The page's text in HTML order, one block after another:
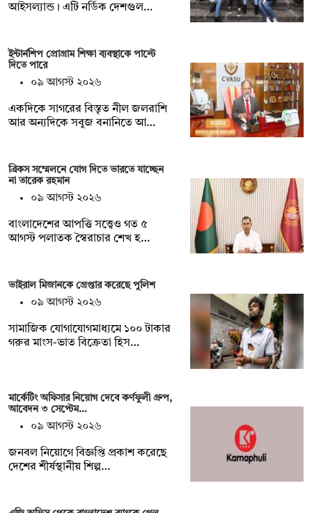
আইসল্যান্ড। এটি নর্ডিক দেশগুল…
ইন্টার্নশিপ প্রোগ্রাম শিক্ষা ব্যবস্থাকে পাল্টে
দিতে পারে
০৯ আগস্ট ২০২৬
একদিকে সাগরের বিস্তৃত নীল জলরাশি
আর অন্যদিকে সবুজ বনানিতে আ…
ব্রিকস সম্মেলনে যোগ দিতে ভারতে যাচ্ছেন
না তারেক রহমান
০৯ আগস্ট ২০২৬
বাংলাদেশের আপত্তি সত্ত্বেও গত ৫
আগস্ট পলাতক স্বৈরাচার শেখ হ…
ভাইরাল মিজানকে গ্রেপ্তার করেছে পুলিশ
০৯ আগস্ট ২০২৬
সামাজিক যোগাযোগমাধ্যমে ১০০ টাকার
গরুর মাংস-ভাত বিক্রেতা হিস…
মার্কেটিং অফিসার নিয়োগ দেবে কর্ণফুলী গ্রুপ,
আবেদন ৩ সেপ্টেম…
০৯ আগস্ট ২০২৬
জনবল নিয়োগে বিজ্ঞপ্তি প্রকাশ করেছে
দেশের শীর্ষস্থানীয় শিল্প…